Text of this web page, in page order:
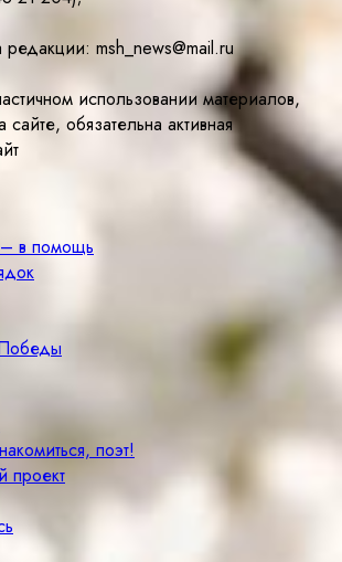
редакции: msh_news@mail.ru
использовании материалов,
обязательна активная
– в помощь
поэт!
проект